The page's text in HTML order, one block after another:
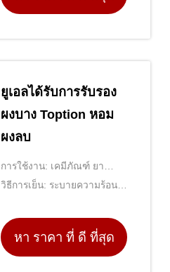
ยูเอลได้รับการรับรอง
ผงบาง Toption หอม
ผงลบ
การใช้งาน: เคมีภัณฑ์ ยา
อาหาร ฯลฯ
วิธีการเย็น: ระบายความร้อน
หา ราคา ที่ ดี ที่สุด